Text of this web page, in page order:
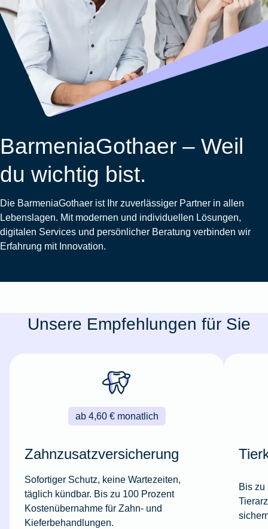
Wohnungsschutzbrief
Zur
Produktübersicht
Gewässerschadenhaftpflicht
Zur
Produktübersicht
Zur
Produktübersicht
Reisehaftpflichtversicherung
Reiserücktrittsversicherung
Zur
Produktübersicht
Zur
Produktübersicht
Zur
Produktübersicht
Zur
Produktübersicht
Montageversicherung
Zur
Produktübersicht
Gruppenunfall für
Betriebe
Gruppenunfall für
Vereine
Produktübersicht
Kunstversicherung
Ausstellungsversicherung
Valorenversicherung
Oldtimersammlungsversicherung
Zur
BarmeniaGothaer – Weil
du wichtig bist.
Die BarmeniaGothaer ist Ihr zuverlässiger Partner in allen
Lebenslagen. Mit modernen und individuellen Lösungen,
digitalen Services und persönlicher Beratung verbinden wir
Erfahrung mit Innovation.
Unsere Empfehlungen für Sie
ab 4,60 € monatlich
Zahnzusatzversicherung
Sofortiger Schutz, keine Wartezeiten,
täglich kündbar. Bis zu 100 Prozent
Kostenübernahme für Zahn- und
Kieferbehandlungen.
Bis zu